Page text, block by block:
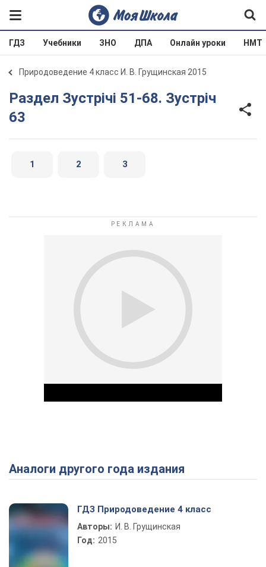
ГДЗ Учебники ЗНО ДПА Онлайн уроки НМТ
Природоведение 4 класс И. В. Грущинская 2015
Раздел Зустрічі 51-68. Зустріч
63
1 2 3
Play Video
Аналоги другого года издания
ГДЗ Природоведение 4 класс
Авторы: И. В. Грущинская
Год: 2015